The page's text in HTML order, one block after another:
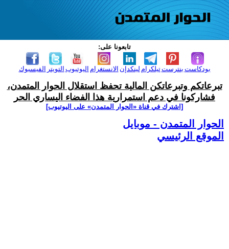
تابعونا على:
الفيسبوك التويتر اليوتيوب الانستغرام لينكدإن تيلكرامبنترست بودكاست
تبرعاتكم وتبرعاتكن المالية تحفظ استقلال الحوار المتمدن،
فشاركونا في دعم استمرارية هذا الفضاء اليساري الحر
[اشترك في قناة ‫«الحوار المتمدن» على اليوتيوب]
الحوار المتمدن - موبايل
الموقع الرئيسي